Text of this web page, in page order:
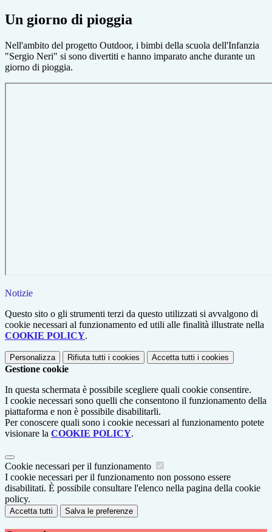
Un giorno di pioggia
Nell'ambito del progetto Outdoor, i bimbi della scuola dell'Infanzia
"Sergio Neri" si sono divertiti e hanno imparato anche durante un
giorno di pioggia.
Notizie
Questo sito o gli strumenti terzi da questo utilizzati si avvalgono di
cookie necessari al funzionamento ed utili alle finalità illustrate nella
COOKIE POLICY.
Personalizza Rifiuta tutti i cookies Accetta tutti i cookies
Gestione cookie
In questa schermata è possibile scegliere quali cookie consentire.
I cookie necessari sono quelli che consentono il funzionamento della
piattaforma e non è possibile disabilitarli.
Per conoscere quali sono i cookie necessari al funzionamento potete
visionare la COOKIE POLICY.
Cookie necessari per il funzionamento
I cookie necessari per il funzionamento non possono essere
disabilitati. È possibile consultare l'elenco nella pagina della cookie
policy.
Accetta tutti Salva le preferenze